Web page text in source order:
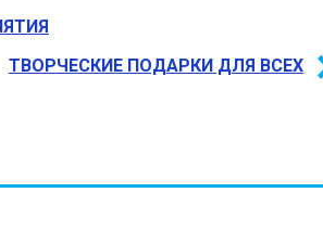
ТВОРЧЕСКИЕ ПОДАРКИ ДЛЯ ВСЕХ